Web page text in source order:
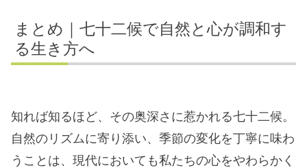
まとめ｜七十二候で自然と心が調和す
る生き方へ
知れば知るほど、その奥深さに惹かれる七十二候。
自然のリズムに寄り添い、季節の変化を丁寧に味わ
うことは、現代においても私たちの心をやわらかく